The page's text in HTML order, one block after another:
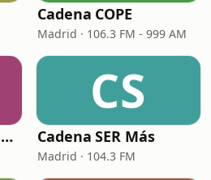
Cadena COPE
Madrid · 106.3 FM - 999 AM
Cadena SER Más (SER+ Sevilla)
CS
Cadena SER Más
Madrid · 104.3 FM